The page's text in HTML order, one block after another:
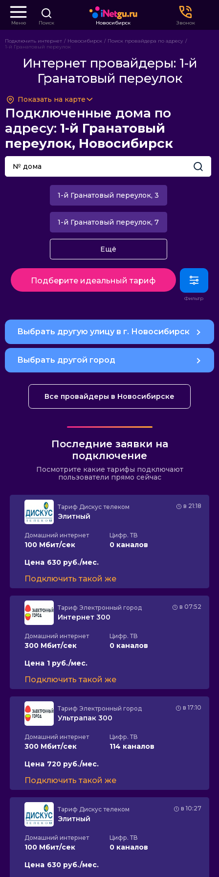
Меню Поиск Новосибирск Звонок
Подключить интернет Новосибирск
Поиск провайдера по адресу
1-й Гранатовый переулок
Интернет провайдеры: 1-й
Гранатовый переулок
Показать на карте
Подключенные дома по
адресу: 1-й Гранатовый
переулок, Новосибирск
1-й Гранатовый переулок, 3
1-й Гранатовый переулок, 7
Ещё
Подберите идеальный тариф
Выбрать другую улицу в г. Новосибирск
Выбрать другой город
Все провайдеры в Новосибирске
Последние заявки на
подключение
Посмотрите какие тарифы подключают
пользователи прямо сейчас
в 21:18
Тариф Дискус телеком
Элитный
Домашний интернет
100 Мбит/сек
Цифр. ТВ
0 каналов
Цена 630 руб./мес.
Подключить такой же
в 07:52
Тариф Электронный город
Интернет 300
Домашний интернет
300 Мбит/сек
Цифр. ТВ
0 каналов
Цена 1 руб./мес.
Подключить такой же
в 17:10
Тариф Электронный город
Ультрапак 300
Домашний интернет
300 Мбит/сек
Цифр. ТВ
114 каналов
Цена 720 руб./мес.
Подключить такой же
в 10:27
Тариф Дискус телеком
Элитный
Домашний интернет
100 Мбит/сек
Цифр. ТВ
0 каналов
Цена 630 руб./мес.